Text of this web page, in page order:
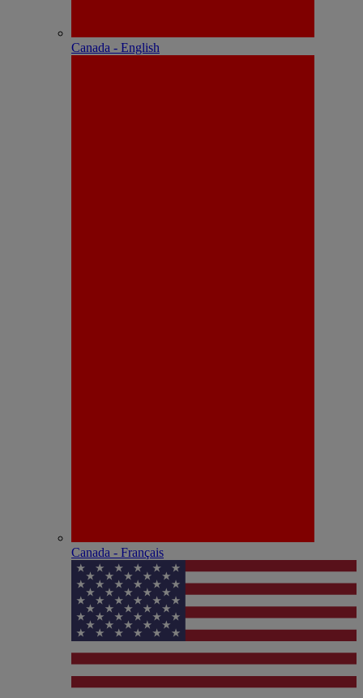
Canada - English
Canada - Français